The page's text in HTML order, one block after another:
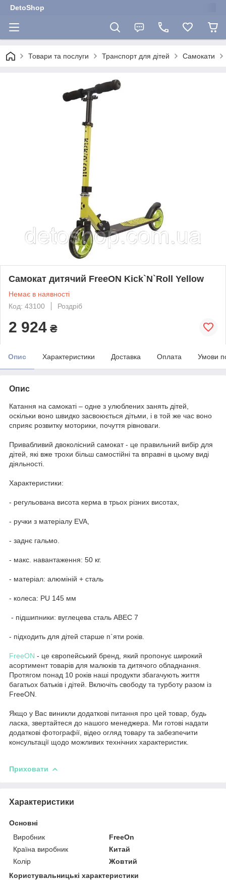
DetoShop
Товари та послуги Транспорт для дітей Самокати
Самокат дитячий FreeON Kick`N`Roll Yellow
Немає в наявності
Код: 43100
Роздріб
2 924 ₴
Опис Характеристики Доставка Оплата Умови
Опис
Катання на самокаті – одне з улюблених занять дітей,
оскільки воно швидко засвоюється дітьми, і в той же час воно
сприяє розвитку моторики, почуття рівноваги.
Привабливий двоколісний самокат - це правильний вибір для
дітей, які вже трохи більш самостійні та вправні в цьому виді
діяльності.
Характеристики:
- регульована висота керма в трьох різних висотах,
- ручки з матеріалу EVA,
- заднє гальмо.
- макс. навантаження: 50 кг.
- матеріал: алюміній + сталь
- колеса: PU 145 мм
- підшипники: вуглецева сталь ABEC 7
- підходить для дітей старше п`яти років.
FreeON - це європейський бренд, який пропонує широкий
асортимент товарів для малюків та дитячого обладнання.
Протягом понад 10 років наші продукти збагачують життя
багатьох батьків і дітей. Включіть свободу та турботу разом із
FreeON.
Якщо у Вас виникли додаткові питання про цей товар, будь
ласка, звертайтеся до нашого менеджера. Ми готові надати
додаткові фотографії, відео огляд товару та забезпечити
консультації щодо можливих технічних характеристик.
Приховати
Характеристики
Основні
Виробник
FreeOn
Країна виробник
Китай
Колір
Жовтий
Користувальницькі характеристики